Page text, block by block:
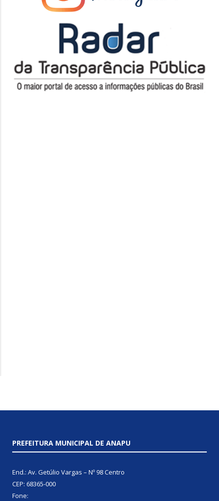
PREFEITURA MUNICIPAL DE ANAPU
End.: Av. Getúlio Vargas – Nº 98 Centro
CEP: 68365-000
Fone: